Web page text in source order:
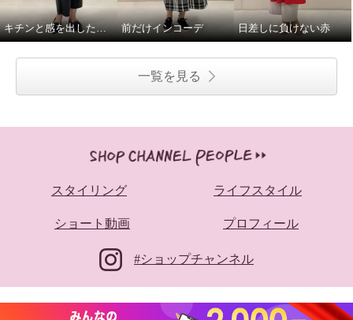
キチンと感を出したい日に。 前だけインコーデ 日差しに負けない赤
一覧を見る
スタイリング ライフスタイル
ショート動画 プロフィール
#ショップチャンネル